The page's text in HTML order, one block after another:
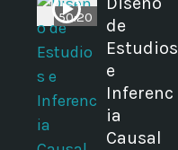
50:20
de
Estudios
e
Inferenc
ia
Causal